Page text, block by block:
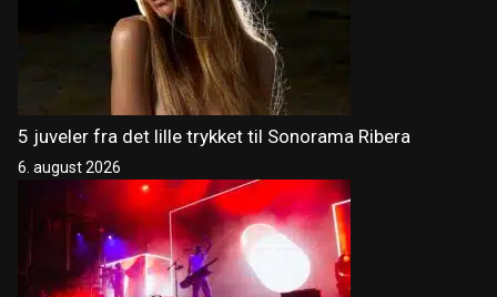
5 juveler fra det lille trykket til Sonorama Ribera
6. august 2026